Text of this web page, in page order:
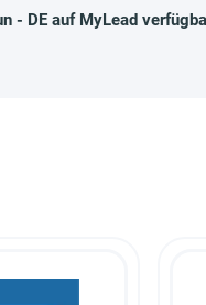
- DE auf MyLead